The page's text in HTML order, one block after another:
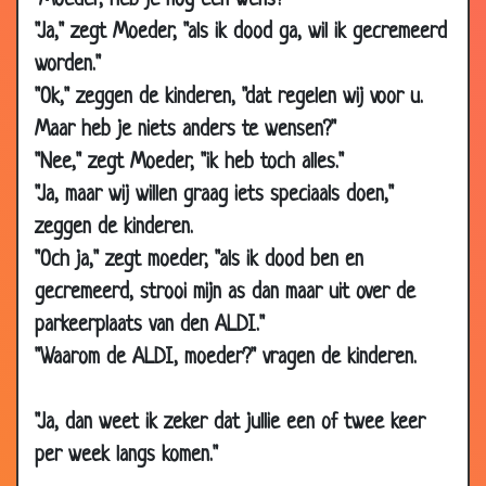
"Ja," zegt Moeder, "als ik dood ga, wil ik gecremeerd
worden."
"Ok," zeggen de kinderen, "dat regelen wij voor u.
Maar heb je niets anders te wensen?"
"Nee," zegt Moeder, "ik heb toch alles."
"Ja, maar wij willen graag iets speciaals doen,"
zeggen de kinderen.
"Och ja," zegt moeder, "als ik dood ben en
gecremeerd, strooi mijn as dan maar uit over de
parkeerplaats van den ALDI."
"Waarom de ALDI, moeder?" vragen de kinderen.
"Ja, dan weet ik zeker dat jullie een of twee keer
per week langs komen."
14 Apr
2008
Het slagersvak 3.78
14 Apr
2008
Chique restaurant 3.69
12 Apr
2008
Butler advertentie
2008
Opzichter
10 Apr
2008
De naam
2008
Amerikaanse films
2008
03 Apr
Passend salaris